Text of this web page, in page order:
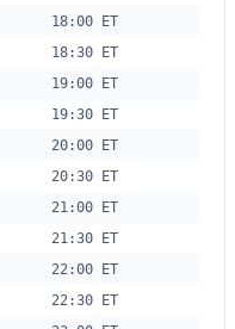
18:00 ET
18:30 ET
19:00 ET
19:30 ET
20:00 ET
20:30 ET
21:00 ET
21:30 ET
22:00 ET
22:30 ET